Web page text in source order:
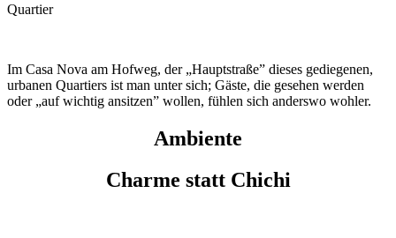
Quartier
Im Casa Nova am Hofweg, der „Hauptstraße” dieses gediegenen,
urbanen Quartiers ist man unter sich; Gäste, die gesehen werden
oder „auf wichtig ansitzen” wollen, fühlen sich anderswo wohler.
Ambiente
Charme statt Chichi